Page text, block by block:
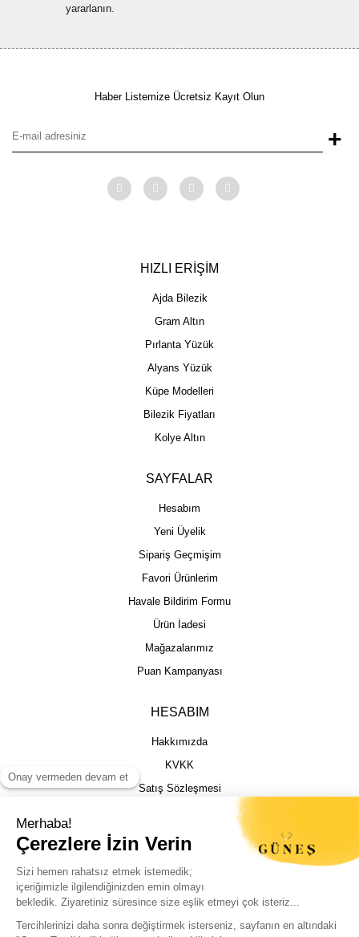
yararlanın.
Haber Listemize Ücretsiz Kayıt Olun
+
HIZLI ERİŞİM
Ajda Bilezik
Gram Altın
Pırlanta Yüzük
Alyans Yüzük
Küpe Modelleri
Bilezik Fiyatları
Kolye Altın
SAYFALAR
Hesabım
Yeni Üyelik
Sipariş Geçmişim
Favori Ürünlerim
Havale Bildirim Formu
Ürün İadesi
Mağazalarımız
Puan Kampanyası
HESABIM
Hakkımızda
KVKK
Satış Sözleşmesi
İptal İade Şartları
Kargo Takibi